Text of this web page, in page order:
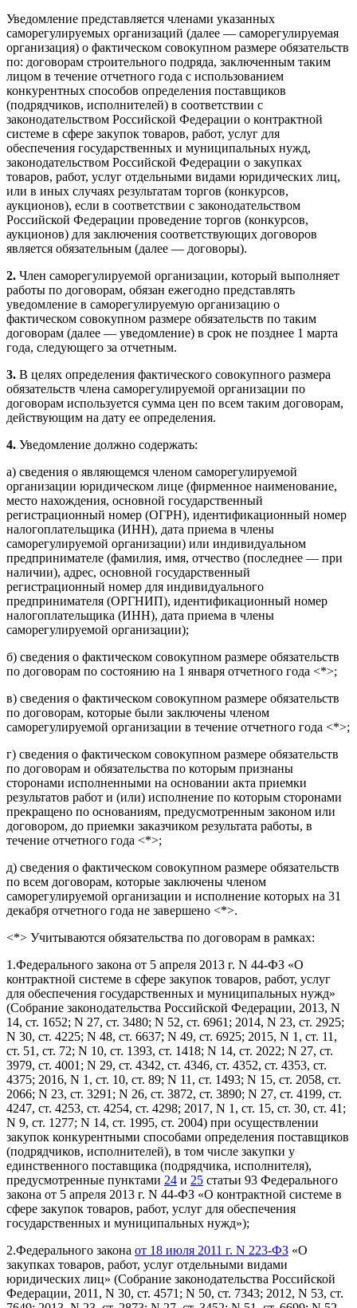
Уведомление представляется членами указанных
саморегулируемых организаций (далее — саморегулируемая
организация) о фактическом совокупном размере обязательств
по: договорам строительного подряда, заключенным таким
лицом в течение отчетного года с использованием
конкурентных способов определения поставщиков
(подрядчиков, исполнителей) в соответствии с
законодательством Российской Федерации о контрактной
системе в сфере закупок товаров, работ, услуг для
обеспечения государственных и муниципальных нужд,
законодательством Российской Федерации о закупках
товаров, работ, услуг отдельными видами юридических лиц,
или в иных случаях результатам торгов (конкурсов,
аукционов), если в соответствии с законодательством
Российской Федерации проведение торгов (конкурсов,
аукционов) для заключения соответствующих договоров
является обязательным (далее — договоры).
2. Член саморегулируемой организации, который выполняет
работы по договорам, обязан ежегодно представлять
уведомление в саморегулируемую организацию о
фактическом совокупном размере обязательств по таким
договорам (далее — уведомление) в срок не позднее 1 марта
года, следующего за отчетным.
3. В целях определения фактического совокупного размера
обязательств члена саморегулируемой организации по
договорам используется сумма цен по всем таким договорам,
действующим на дату ее определения.
4. Уведомление должно содержать:
а) сведения о являющемся членом саморегулируемой
организации юридическом лице (фирменное наименование,
место нахождения, основной государственный
регистрационный номер (ОГРН), идентификационный номер
налогоплательщика (ИНН), дата приема в члены
саморегулируемой организации) или индивидуальном
предпринимателе (фамилия, имя, отчество (последнее — при
наличии), адрес, основной государственный
регистрационный номер для индивидуального
предпринимателя (ОРГНИП), идентификационный номер
налогоплательщика (ИНН), дата приема в члены
саморегулируемой организации);
б) сведения о фактическом совокупном размере обязательств
по договорам по состоянию на 1 января отчетного года <*>;
в) сведения о фактическом совокупном размере обязательств
по договорам, которые были заключены членом
саморегулируемой организации в течение отчетного года <*>;
г) сведения о фактическом совокупном размере обязательств
по договорам и обязательства по которым признаны
сторонами исполненными на основании акта приемки
результатов работ и (или) исполнение по которым сторонами
прекращено по основаниям, предусмотренным законом или
договором, до приемки заказчиком результата работы, в
течение отчетного года <*>;
д) сведения о фактическом совокупном размере обязательств
по всем договорам, которые заключены членом
саморегулируемой организации и исполнение которых на 31
декабря отчетного года не завершено <*>.
<*> Учитываются обязательства по договорам в рамках:
1.Федерального закона от 5 апреля 2013 г. N 44-ФЗ «О
контрактной системе в сфере закупок товаров, работ, услуг
для обеспечения государственных и муниципальных нужд»
(Собрание законодательства Российской Федерации, 2013, N
14, ст. 1652; N 27, ст. 3480; N 52, ст. 6961; 2014, N 23, ст. 2925;
N 30, ст. 4225; N 48, ст. 6637; N 49, ст. 6925; 2015, N 1, ст. 11,
ст. 51, ст. 72; N 10, ст. 1393, ст. 1418; N 14, ст. 2022; N 27, ст.
3979, ст. 4001; N 29, ст. 4342, ст. 4346, ст. 4352, ст. 4353, ст.
4375; 2016, N 1, ст. 10, ст. 89; N 11, ст. 1493; N 15, ст. 2058, ст.
2066; N 23, ст. 3291; N 26, ст. 3872, ст. 3890; N 27, ст. 4199, ст.
4247, ст. 4253, ст. 4254, ст. 4298; 2017, N 1, ст. 15, ст. 30, ст. 41;
N 9, ст. 1277; N 14, ст. 1995, ст. 2004) при осуществлении
закупок конкурентными способами определения поставщиков
(подрядчиков, исполнителей), в том числе закупки у
единственного поставщика (подрядчика, исполнителя),
предусмотренные пунктами 24 и 25 статьи 93 Федерального
закона от 5 апреля 2013 г. N 44-ФЗ «О контрактной системе в
сфере закупок товаров, работ, услуг для обеспечения
государственных и муниципальных нужд»);
2.Федерального закона от 18 июля 2011 г. N 223-ФЗ «О
закупках товаров, работ, услуг отдельными видами
юридических лиц» (Собрание законодательства Российской
Федерации, 2011, N 30, ст. 4571; N 50, ст. 7343; 2012, N 53, ст.